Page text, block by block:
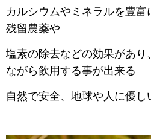
カルシウムやミネラルを豊富
残留農薬や
塩素の除去などの効果があり
ながら飲用する事が出来る
自然で安全、地球や人に優し